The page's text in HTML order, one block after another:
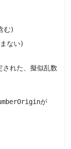
む)
ない)
された、擬似乱数
が